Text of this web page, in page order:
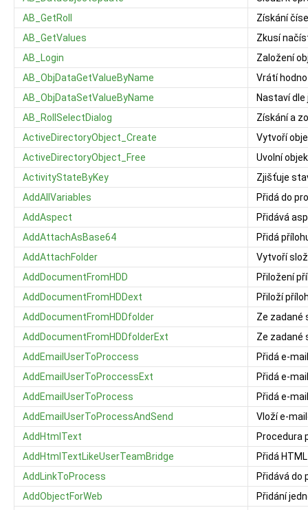
AB_GetRoll
Získání
AB_GetValues
Zkusí
AB_Login
Založení
AB_ObjDataGetValueByName
Vrátí
AB_ObjDataSetValueByName
Nastaví
AB_RollSelectDialog
Získání a
ActiveDirectoryObject_Create
Vytvoří
ActiveDirectoryObject_Free
Uvolní
ActivityStateByKey
Zjišťuje
AddAllVariables
Přidá do
AddAspect
Přidává
AddAttachAsBase64
Přidá
AddAttachFolder
Vytvoří
AddDocumentFromHDD
Přiložení
AddDocumentFromHDDext
Přiloží
AddDocumentFromHDDfolder
Ze zadané
AddDocumentFromHDDfolderExt
Ze zadané
AddEmailUserToProccess
Přidá e-
AddEmailUserToProccessExt
Přidá e-
AddEmailUserToProcess
Přidá e-
AddEmailUserToProcessAndSend
Vloží e-
AddHtmlText
Procedura
AddHtmlTextLikeUserTeamBridge
Přidá
AddLinkToProcess
Přidává do
AddObjectForWeb
Přidání